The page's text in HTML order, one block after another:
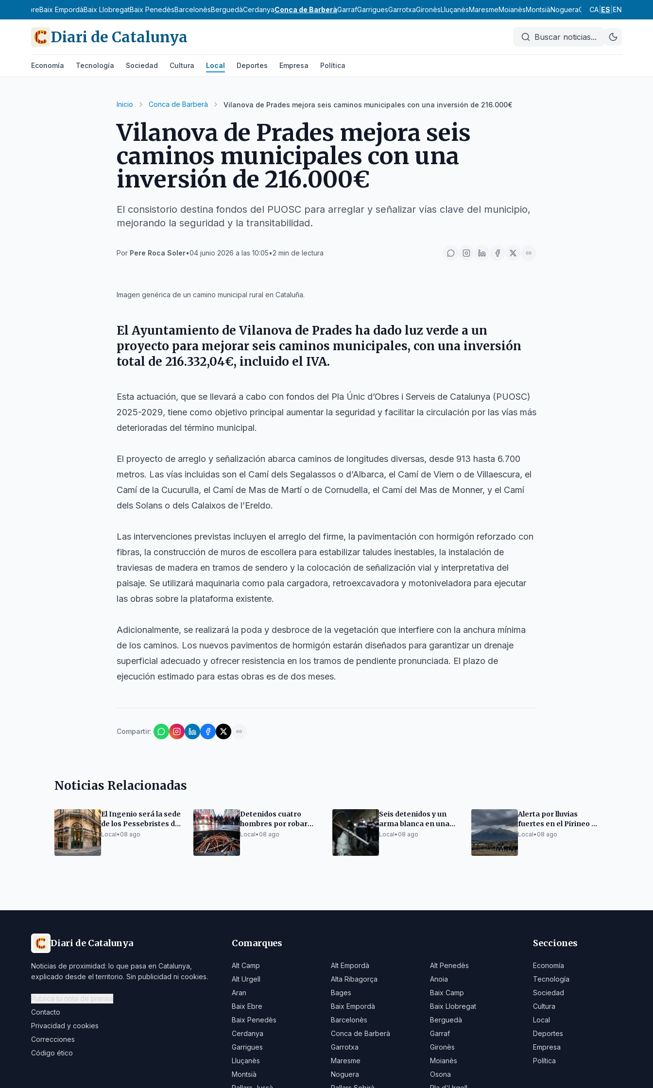
Baix EbreBaix EmpordàBaix LlobregatBaix PenedèsBarcelonèsBerguedàCerdanyaConca de BarberàGarrafGarriguesGarrotxaGironèsLluçanèsMaresmeMoianèsMontsiàNogueraOsona Pallars Jussà
CA ES EN
Diari de Catalunya Buscar noticias...
Economía Tecnología Sociedad Cultura Local Deportes Empresa Política
Inicio Conca de Barberà Vilanova de Prades mejora seis caminos municipales con una inversión de 216.000€
Vilanova de Prades mejora seis
caminos municipales con una
inversión de 216.000€
El consistorio destina fondos del PUOSC para arreglar y señalizar vías clave del municipio,
mejorando la seguridad y la transitabilidad.
Por Pere Roca Soler•04 junio 2026 a las 10:05•2 min de lectura
Imagen genérica de un camino municipal rural en Cataluña.
El Ayuntamiento de Vilanova de Prades ha dado luz verde a un
proyecto para mejorar seis caminos municipales, con una inversión
total de 216.332,04€, incluido el IVA.
Esta actuación, que se llevará a cabo con fondos del Pla Únic d’Obres i Serveis de Catalunya (PUOSC)
2025-2029, tiene como objetivo principal aumentar la seguridad y facilitar la circulación por las vías más
deterioradas del término municipal.
El proyecto de arreglo y señalización abarca caminos de longitudes diversas, desde 913 hasta 6.700
metros. Las vías incluidas son el Camí dels Segalassos o d’Albarca, el Camí de Viern o de Villaescura, el
Camí de la Cucurulla, el Camí de Mas de Martí o de Cornudella, el Camí del Mas de Monner, y el Camí
dels Solans o dels Calaixos de l’Ereldo.
Las intervenciones previstas incluyen el arreglo del firme, la pavimentación con hormigón reforzado con
fibras, la construcción de muros de escollera para estabilizar taludes inestables, la instalación de
traviesas de madera en tramos de sendero y la colocación de señalización vial y interpretativa del
paisaje. Se utilizará maquinaria como pala cargadora, retroexcavadora y motoniveladora para ejecutar
las obras sobre la plataforma existente.
Adicionalmente, se realizará la poda y desbroce de la vegetación que interfiere con la anchura mínima
de los caminos. Los nuevos pavimentos de hormigón estarán diseñados para garantizar un drenaje
superficial adecuado y ofrecer resistencia en los tramos de pendiente pronunciada. El plazo de
ejecución estimado para estas obras es de dos meses.
Compartir:
Noticias Relacionadas
El Ingenio será la sede
de los Pessebristes de
Barcelona
Local• 08 ago
Detenidos cuatro
hombres por robar
cableado de cobre en
Local• 08 ago
Seis detenidos y un
arma blanca en una
macro redada policial
Local• 08 ago
Alerta por lluvias
fuertes en el Pirineo y
Prepirineo
Local• 08 ago
Diari de Catalunya
Noticias de proximidad: lo que pasa en Catalunya,
explicado desde el territorio. Sin publicidad ni cookies.
Publica tu nota de prensa
Contacto
Privacidad y cookies
Correcciones
Código ético
Comarques
Alt Camp Alt Empordà
Alt Penedès
Alt Urgell
Alta Ribagorça
Anoia
Aran
Bages
Baix Camp
Baix Ebre
Baix Empordà
Baix Llobregat
Baix Penedès
Barcelonès
Berguedà
Cerdanya
Conca de Barberà
Garraf
Garrigues
Garrotxa
Gironès
Lluçanès
Maresme
Moianès
Montsià
Noguera
Osona
Secciones
Economía
Tecnología
Sociedad
Cultura
Local
Deportes
Empresa
Política